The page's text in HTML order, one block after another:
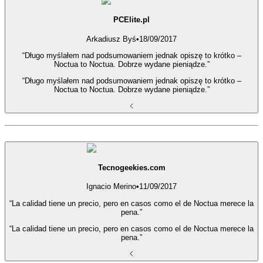
PCElite.pl
Arkadiusz Byś•18/09/2017
“Długo myślałem nad podsumowaniem jednak opiszę to krótko –
Noctua to Noctua. Dobrze wydane pieniądze.”
“Długo myślałem nad podsumowaniem jednak opiszę to krótko –
Noctua to Noctua. Dobrze wydane pieniądze.”
Tecnogeekies.com
Ignacio Merino•11/09/2017
“La calidad tiene un precio, pero en casos como el de Noctua merece la
pena.”
“La calidad tiene un precio, pero en casos como el de Noctua merece la
pena.”